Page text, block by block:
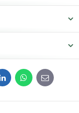
LinkedInWhatsApp
E-
mail